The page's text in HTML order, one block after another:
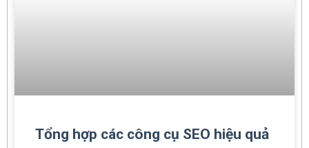
Tổng hợp các công cụ SEO hiệu quả